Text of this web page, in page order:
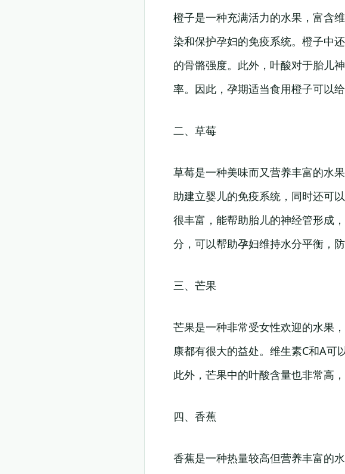
橙子是一种充满活力的水果，富含
染和保护孕妇的免疫系统。橙子中
的骨骼强度。此外，叶酸对于胎儿
率。因此，孕期适当食用橙子可以
二、草莓
草莓是一种美味而又营养丰富的水
助建立婴儿的免疫系统，同时还可
很丰富，能帮助胎儿的神经管形成
分，可以帮助孕妇维持水分平衡，防
三、芒果
芒果是一种非常受女性欢迎的水果
康都有很大的益处。维生素C和A可
此外，芒果中的叶酸含量也非常高
四、香蕉
香蕉是一种热量较高但营养丰富的